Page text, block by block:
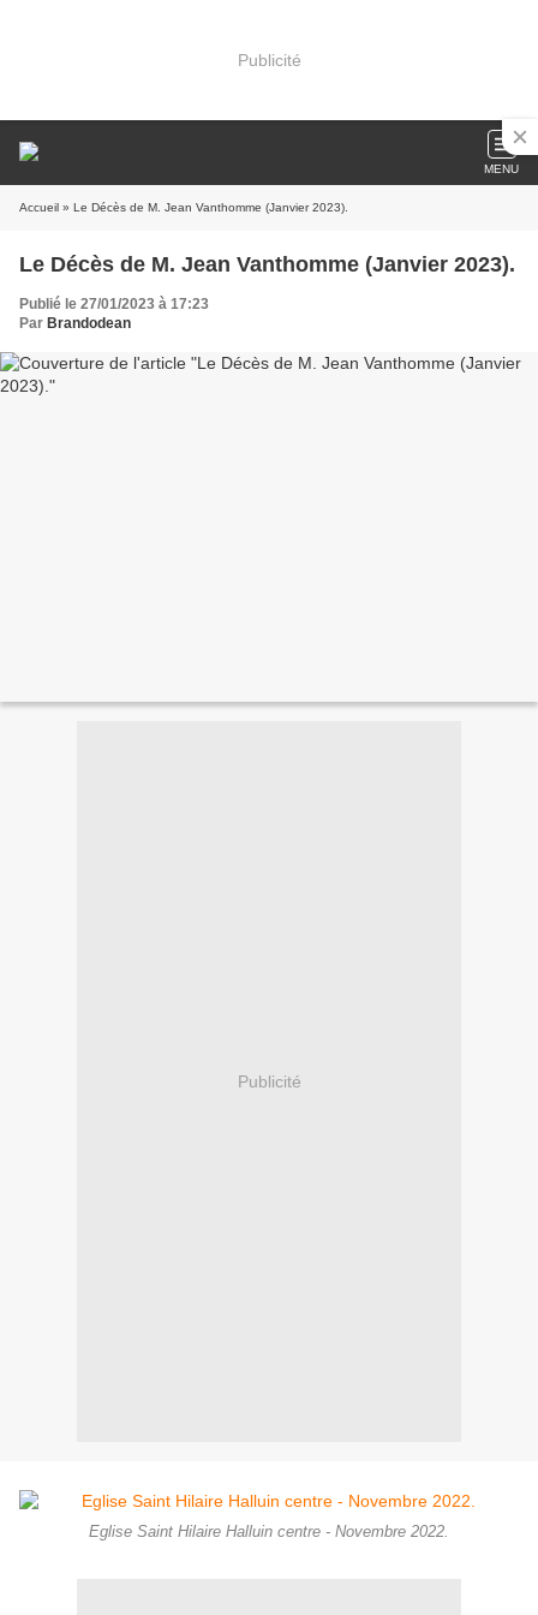
Publicité
MENU
Accueil » Le Décès de M. Jean Vanthomme (Janvier 2023).
Le Décès de M. Jean Vanthomme (Janvier 2023).
Publié le 27/01/2023 à 17:23
Par Brandodean
Publicité
Eglise Saint Hilaire Halluin centre - Novembre 2022.